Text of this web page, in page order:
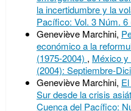
la incertidumbre y la
Pacífico: Vol. 3 Núm.
Geneviève Marchini,
económico a la
(1975-2004) , México
(2004): Septiembre-
Geneviève Marchini,
Sur desde la crisis
Cuenca del Pacífico: